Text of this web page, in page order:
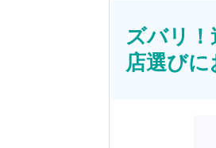
ズバリ
店選びに